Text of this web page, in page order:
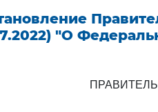
"О